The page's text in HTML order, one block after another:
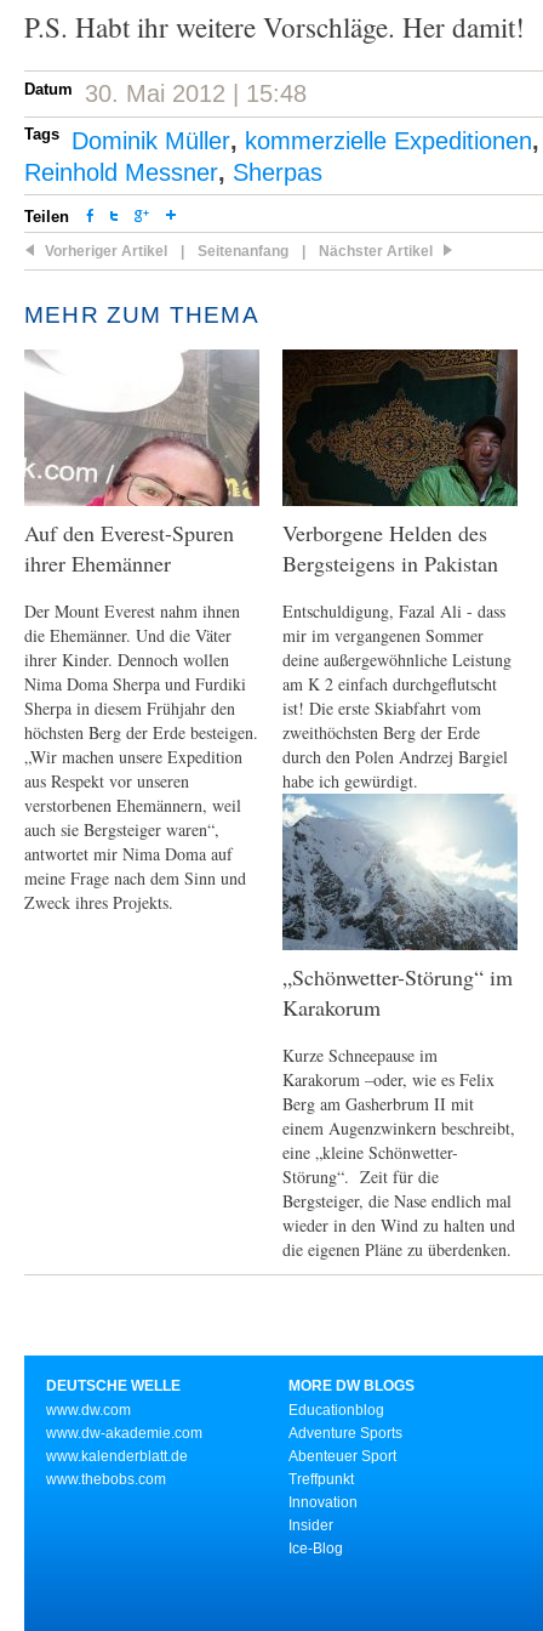
P.S. Habt ihr weitere Vorschläge. Her damit!
Datum 30. Mai 2012 | 15:48
Tags Dominik Müller, kommerzielle Expeditionen
Reinhold Messner, Sherpas
Teilen
Vorheriger Artikel Seitenanfang Nächster Artikel
MEHR ZUM THEMA
Auf den Everest-Spuren
ihrer Ehemänner
Der Mount Everest nahm ihnen
die Ehemänner. Und die Väter
ihrer Kinder. Dennoch wollen
Nima Doma Sherpa und Furdiki
Sherpa in diesem Frühjahr den
höchsten Berg der Erde besteigen.
„Wir machen unsere Expedition
aus Respekt vor unseren
verstorbenen Ehemännern, weil
auch sie Bergsteiger waren“,
antwortet mir Nima Doma auf
meine Frage nach dem Sinn und
Zweck ihres Projekts.
Verborgene Helden des
Bergsteigens in Pakistan
Entschuldigung, Fazal Ali - dass
mir im vergangenen Sommer
deine außergewöhnliche Leistung
am K 2 einfach durchgeflutscht
ist! Die erste Skiabfahrt vom
zweithöchsten Berg der Erde
durch den Polen Andrzej Bargiel
habe ich gewürdigt.
„Schönwetter-Störung“ im
Karakorum
Kurze Schneepause im
Karakorum –oder, wie es Felix
Berg am Gasherbrum II mit
einem Augenzwinkern beschreibt,
eine „kleine Schönwetter-
Störung“. Zeit für die
Bergsteiger, die Nase endlich mal
wieder in den Wind zu halten und
die eigenen Pläne zu überdenken.
DEUTSCHE WELLE
www.dw.com
www.dw-akademie.com
www.kalenderblatt.de
www.thebobs.com
MORE DW BLOGS
Educationblog
Adventure Sports
Abenteuer Sport
Treffpunkt
Innovation
Insider
Ice-Blog